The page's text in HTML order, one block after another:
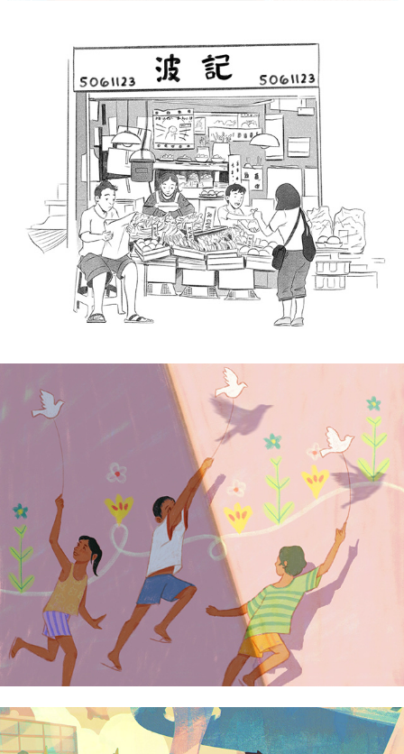
Bianca Lesaca
Clarisse Alfonso